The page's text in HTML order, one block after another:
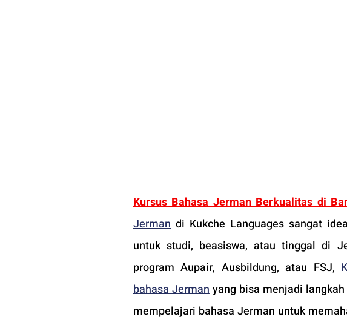
Kursus Bahasa Jerman Berkualitas di
Jerman di Kukche Languages sangat
untuk studi, beasiswa, atau tinggal di
program Aupair, Ausbildung, atau FSJ,
bahasa Jerman yang bisa menjadi
mempelajari bahasa Jerman untuk